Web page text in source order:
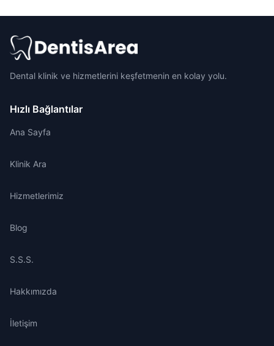
Dental klinik ve hizmetlerini keşfetmenin en kolay yolu.
Hızlı Bağlantılar
Ana Sayfa
Klinik Ara
Hizmetlerimiz
Blog
S.S.S.
Hakkımızda
İletişim